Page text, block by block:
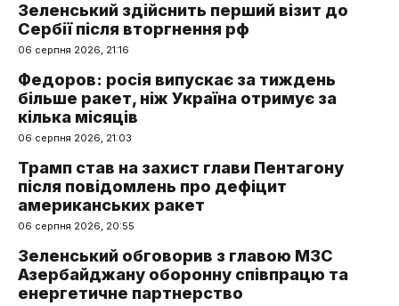
Зеленський здійснить перший візит до
Сербії після вторгнення рф
06 серпня 2026, 21:16
Федоров: росія випускає за тиждень
більше ракет, ніж Україна отримує за
кілька місяців
06 серпня 2026, 21:03
Трамп став на захист глави Пентагону
після повідомлень про дефіцит
американських ракет
06 серпня 2026, 20:55
Зеленський обговорив з главою МЗС
Азербайджану оборонну співпрацю та
енергетичне партнерство